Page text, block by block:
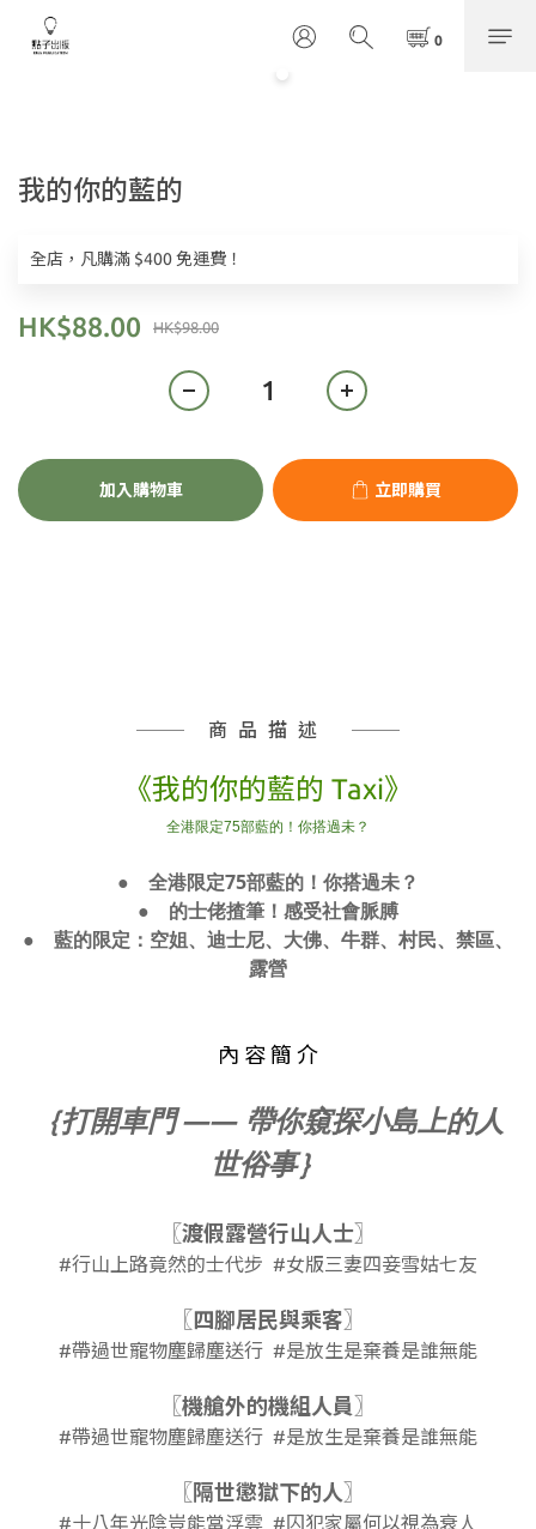
我的你的藍的
全店，凡購滿 $400 免運費！
HK$98.00
HK$88.00
加入購物車 立即購買
商品描述
《我的你的藍的 Taxi》
全港限定75部藍的！你搭過未？
● 全港限定75部藍的！你搭過未？
● 的士佬揸筆！感受社會脈膊
● 藍的限定：空姐、迪士尼、大佛、牛群、村民、禁區、
露營
內 容 簡 介
｛打開車門 —— 帶你窺探小島上的人
世俗事｝
〖渡假露營行山人士〗
#行山上路竟然的士代步 #女版三妻四妾雪姑七友
〖四腳居民與乘客〗
#帶過世寵物塵歸塵送行 #是放生是棄養是誰無能
〖機艙外的機組人員〗
#帶過世寵物塵歸塵送行 #是放生是棄養是誰無能
〖隔世懲獄下的人〗
#十八年光陰豈能當浮雲 #囚犯家屬何以視為衰人